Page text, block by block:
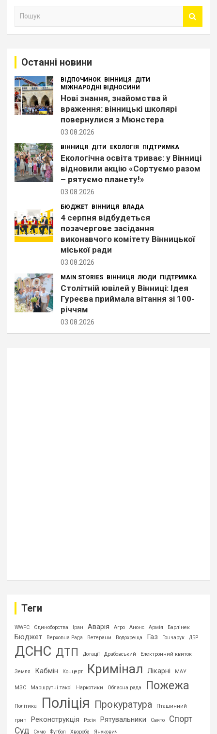
Останні новини
ВІДПОЧИНОК ВІННИЦЯ
ДІТИ
МІЖНАРОДНІ ВІДНОСИНИ
Нові знання, знайомства й
враження: вінницькі школярі
повернулися з Мюнстера
03.08.2026
ВІННИЦЯ ДІТИ ЕКОЛОГІЯ ПІДТРИМКА
Екологічна освіта триває: у Вінниці
відновили акцію «Сортуємо разом
– рятуємо планету!»
03.08.2026
БЮДЖЕТ ВІННИЦЯ ВЛАДА
4 серпня відбудеться
позачергове засідання
виконавчого комітету Вінницької
міської ради
03.08.2026
MAIN STORIES ВІННИЦЯ ЛЮДИ ПІДТРИМКА
Столітній ювілей у Вінниці: Ідея
Гуреєва приймала вітання зі 100-
річчям
03.08.2026
Теги
WWFC Єдиноборства Іран Аварія Агро Анонс Армія Барлінек
Бюджет Верховна Рада Ветерани Водохреща Газ Гончарук ДБР
ДСНС ДТП Дотації Драбовський Електронний квиток
Земля Кабмін Концерт Кримінал Лікарні МАУ
МЗС Маршрутні таксі Наркотики Обласна рада Пожежа
Політика Поліція Прокуратура Пташинний
грип Реконструкція Росія Рятувальники Свято
Спорт
Суд
Сумо Футбол Хвороба Янукович